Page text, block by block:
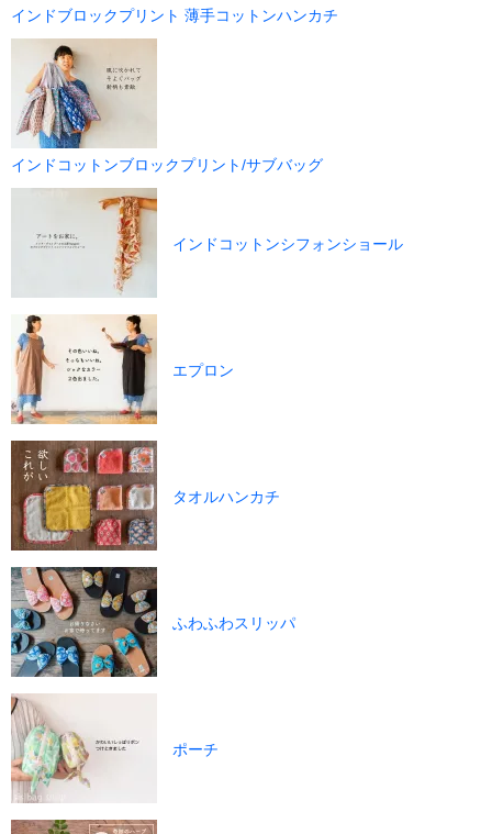
インドブロックプリント 薄手コットンハンカチ
インドコットンブロックプリント/サブバッグ
インドコットンシフォンショール
エプロン
タオルハンカチ
ふわふわスリッパ
ポーチ